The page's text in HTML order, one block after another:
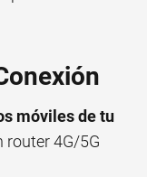
móviles de tu
router 4G/5G